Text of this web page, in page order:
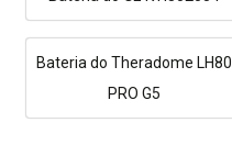
Bateria do Theradome LH80
PRO G5